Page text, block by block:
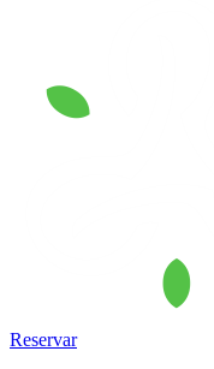
Reservar